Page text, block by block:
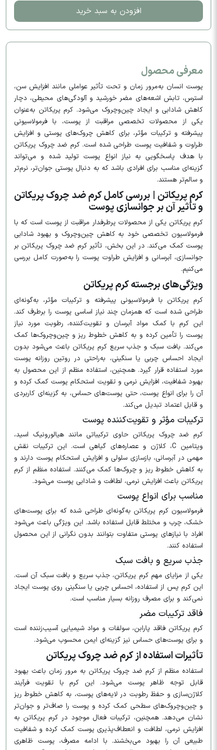
افزودن به سبد خرید
معرفی محصول
پوست انسان به‌مرور زمان و تحت تأثیر عواملی مانند افزایش سن،
استرس، تابش اشعه‌های مضر خورشید و آلودگی‌های محیطی، دچار
کاهش شادابی و ایجاد چین‌وچروک می‌شود. کرم پریکاتن به‌عنوان
یکی از محصولات تخصصی مراقبت از پوست، با فرمولاسیونی
پیشرفته و ترکیبات مؤثر، برای کاهش چروک‌های پوستی و افزایش
طراوت و شفافیت پوست طراحی شده است. کرم ضد چروک پریکاتن
با هدف پاسخگویی به نیاز انواع پوست تولید شده و می‌تواند
گزینه‌ای مناسب برای افرادی باشد که به دنبال پوستی جوان‌تر، نرم‌تر
و سالم‌تر هستند.
کرم پریکاتن | بررسی کامل کرم ضد چروک پریکاتن
و تأثیر آن بر جوانسازی پوست
کرم پریکاتن یکی از محصولات پرطرفدار مراقبت از پوست است که با
فرمولاسیون تخصصی خود به کاهش چین‌وچروک و بهبود شادابی
پوست کمک می‌کند. در این بخش، تأثیر کرم ضد چروک پریکاتن بر
جوانسازی، آبرسانی و افزایش طراوت پوست را به‌صورت کامل بررسی
می‌کنیم.
ویژگی‌های برجسته کرم پریکاتن
کرم پریکاتن با فرمولاسیونی پیشرفته و ترکیبات مؤثر، به‌گونه‌ای
طراحی شده است که همزمان چند نیاز اساسی پوست را برطرف کند.
این کرم با کمک مواد آبرسان و تقویت‌کننده، رطوبت مورد نیاز
پوست را تأمین کرده و به کاهش خطوط ریز و چین‌وچروک‌ها کمک
می‌کند. بافت سبک و جذب سریع کرم پریکاتن باعث می‌شود بدون
ایجاد احساس چربی یا سنگینی، به‌راحتی در روتین روزانه پوست
مورد استفاده قرار گیرد. همچنین، استفاده منظم از این محصول به
بهبود شفافیت، افزایش نرمی و تقویت استحکام پوست کمک کرده و
آن را برای انواع پوست، حتی پوست‌های حساس، به گزینه‌ای کاربردی
و قابل اعتماد تبدیل می‌کند.
ترکیبات مؤثر و تقویت‌کننده پوست
کرم ضد چروک پریکاتن حاوی ترکیباتی مانند هیالورونیک اسید،
ویتامین C، کلاژن و عصاره‌های گیاهی است. این ترکیبات نقش
مهمی در آبرسانی، بازسازی سلولی و افزایش استحکام پوست دارند و
به کاهش خطوط ریز و چروک‌ها کمک می‌کنند. استفاده منظم از کرم
پریکاتن باعث افزایش نرمی، لطافت و شادابی پوست می‌شود.
مناسب برای انواع پوست
فرمولاسیون کرم پریکاتن به‌گونه‌ای طراحی شده که برای پوست‌های
خشک، چرب و مختلط قابل استفاده باشد. این ویژگی باعث می‌شود
افراد با نیازهای پوستی متفاوت بتوانند بدون نگرانی از این محصول
استفاده کنند.
جذب سریع و بافت سبک
یکی از مزایای مهم کرم پریکاتن، جذب سریع و بافت سبک آن است.
این کرم پس از استفاده، احساس چربی یا سنگینی روی پوست ایجاد
نمی‌کند و برای مصرف روزانه بسیار مناسب است.
فاقد ترکیبات مضر
کرم پریکاتن فاقد پارابن، سولفات و مواد شیمیایی آسیب‌زننده است
و برای پوست‌های حساس نیز گزینه‌ای ایمن محسوب می‌شود.
تأثیرات استفاده از کرم ضد چروک پریکاتن
استفاده منظم از کرم ضد چروک پریکاتن به مرور زمان باعث بهبود
قابل توجه ظاهر پوست می‌شود. این کرم با تقویت فرآیند
کلاژن‌سازی و حفظ رطوبت در لایه‌های پوست، به کاهش خطوط ریز
و چین‌وچروک‌های سطحی کمک کرده و پوست را صاف‌تر و جوان‌تر
نشان می‌دهد. همچنین، ترکیبات فعال موجود در کرم پریکاتن به
افزایش نرمی، لطافت و انعطاف‌پذیری پوست کمک کرده و شفافیت
طبیعی آن را بهبود می‌بخشند. با ادامه مصرف، پوست ظاهری